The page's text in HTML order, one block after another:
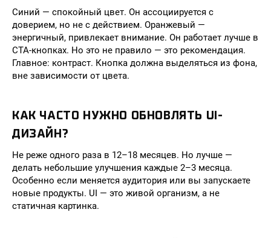
Синий — спокойный цвет. Он ассоциируется с
доверием, но не с действием. Оранжевый —
энергичный, привлекает внимание. Он работает лучше в
CTA-кнопках. Но это не правило — это рекомендация.
Главное: контраст. Кнопка должна выделяться из фона,
вне зависимости от цвета.
КАК ЧАСТО НУЖНО ОБНОВЛЯТЬ UI-
ДИЗАЙН?
Не реже одного раза в 12–18 месяцев. Но лучше —
делать небольшие улучшения каждые 2–3 месяца.
Особенно если меняется аудитория или вы запускаете
новые продукты. UI — это живой организм, а не
статичная картинка.